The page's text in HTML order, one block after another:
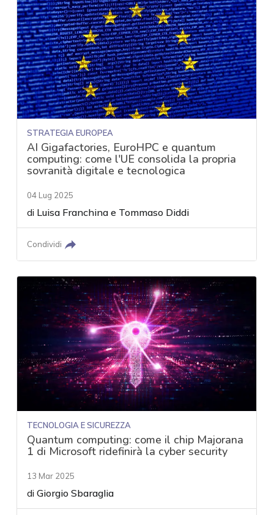
STRATEGIA EUROPEA
AI Gigafactories, EuroHPC e quantum
computing: come l'UE consolida la propria
sovranità digitale e tecnologica
04 Lug 2025
di Luisa Franchina e Tommaso Diddi
Condividi
TECNOLOGIA E SICUREZZA
Quantum computing: come il chip Majorana
1 di Microsoft ridefinirà la cyber security
13 Mar 2025
diGiorgio Sbaraglia